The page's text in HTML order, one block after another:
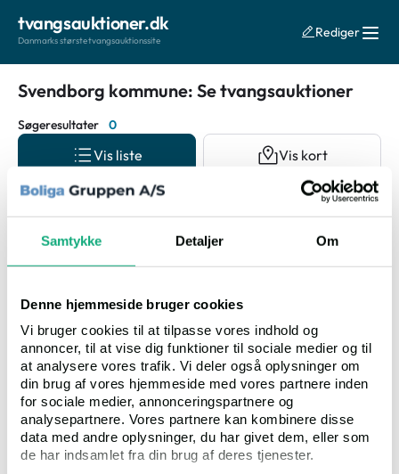
Samtykke Detaljer Om
Denne hjemmeside bruger cookies
Vi bruger cookies til at tilpasse vores indhold og
annoncer, til at vise dig funktioner til sociale medier og til
at analysere vores trafik. Vi deler også oplysninger om
din brug af vores hjemmeside med vores partnere inden
for sociale medier, annonceringspartnere og
analysepartnere. Vores partnere kan kombinere disse
data med andre oplysninger, du har givet dem, eller som
de har indsamlet fra din brug af deres tjenester.
tvangsauktioner.dk
Danmarks største tvangsauktionssite
Rediger
Svendborg kommune: Se tvangsauktioner
Søgeresultater 0
Auktionsdato
Vis liste Vis kort
Ingen resultater fundet
Ups! Vi kan ikke finde nogen resultater der matcher din søgning.
Du kan prøve at ændre i dine kriterier, for at fremsøge andre
ejendomme.